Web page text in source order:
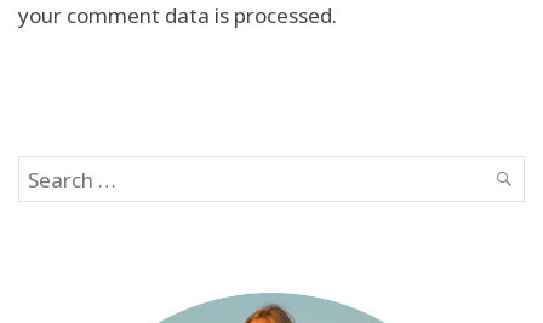
your comment data is processed.
Search
for: